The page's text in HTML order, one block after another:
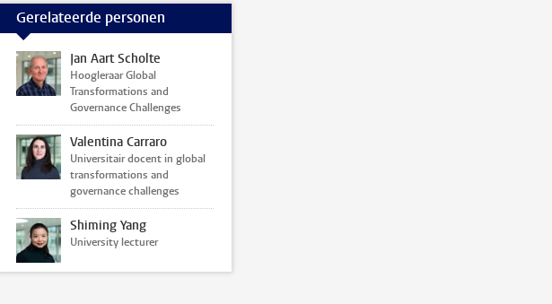
Gerelateerde personen
Jan Aart Scholte
Hoogleraar Global
Transformations and
Governance Challenges
Valentina Carraro
Universitair docent in global
transformations and
governance challenges
Shiming Yang
University lecturer